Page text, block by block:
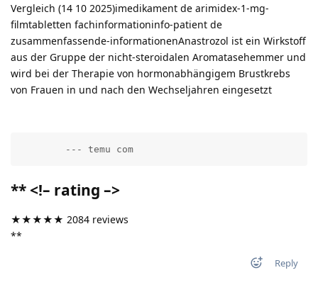
Vergleich (14 10 2025)imedikament de arimidex-1-mg-
filmtabletten fachinformationinfo-patient de
zusammenfassende-informationenAnastrozol ist ein Wirkstoff
aus der Gruppe der nicht-steroidalen Aromatasehemmer und
wird bei der Therapie von hormonabhängigem Brustkrebs
von Frauen in und nach den Wechseljahren eingesetzt
        --- temu com
** <!– rating –>
★★★★★ 2084 reviews
**
Reply